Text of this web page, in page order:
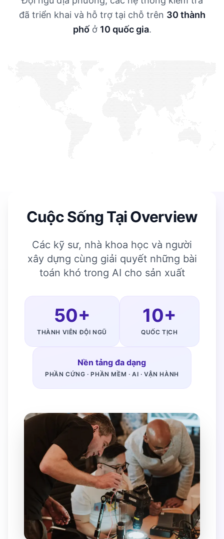
đã triển khai và hỗ trợ tại chỗ trên 30 thành
phốở 10 quốc gia.
Cuộc Sống Tại Overview
Các kỹ sư, nhà khoa học và người
xây dựng cùng giải quyết những bài
toán khó trong AI cho sản xuất
50+
THÀNH VIÊN ĐỘI NGŨ
10+
QUỐC TỊCH
Nền tảng đa dạng
PHẦN CỨNG · PHẦN MỀM · AI · VẬN HÀNH